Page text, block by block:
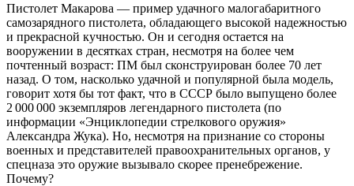
Пистолет Макарова — пример удачного малогабаритного
самозарядного пистолета, обладающего высокой надежностью
и прекрасной кучностью. Он и сегодня остается на
вооружении в десятках стран, несмотря на более чем
почтенный возраст: ПМ был сконструирован более 70 лет
назад. О том, насколько удачной и популярной была модель,
говорит хотя бы тот факт, что в СССР было выпущено более
2 000 000 экземпляров легендарного пистолета (по
информации «Энциклопедии стрелкового оружия»
Александра Жука). Но, несмотря на признание со стороны
военных и представителей правоохранительных органов, у
спецназа это оружие вызывало скорее пренебрежение.
Почему?